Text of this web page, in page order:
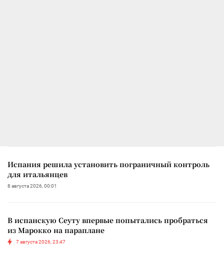
Испания решила установить пограничный контроль
для итальянцев
8 августа 2026, 00:01
В испанскую Сеуту впервые попытались пробраться
из Марокко на параплане
7 августа 2026, 23:47